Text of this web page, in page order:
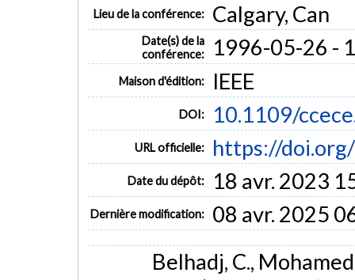
Lieu de la conférence: Calgary, Can
Date(s) de la
conférence:
1996-05-26 -
Maison d'édition: IEEE
DOI: 10.1109/
URL officielle: https://
Date du dépôt: 18 avr. 2023
Dernière modification: 08 avr. 2025
Belhadj, C.,